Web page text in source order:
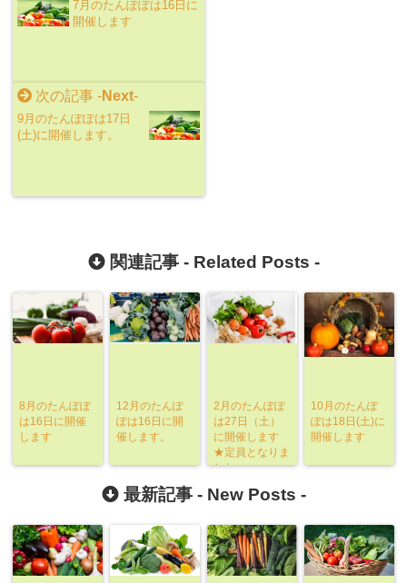
7月のたんぽぽは16日に
開催します
次の記事 -Next-
9月のたんぽぽは17日
(土)に開催します。
関連記事 - Related Posts -
8月のたんぽぽ
は16日に開催
します
12月のたんぽ
ぽは16日に開
催します。
2月のたんぽぽ
は27日（土）
に開催します
★定員となりま
した
10月のたんぽ
ぽは18日(土)に
開催します
最新記事 - New Posts -